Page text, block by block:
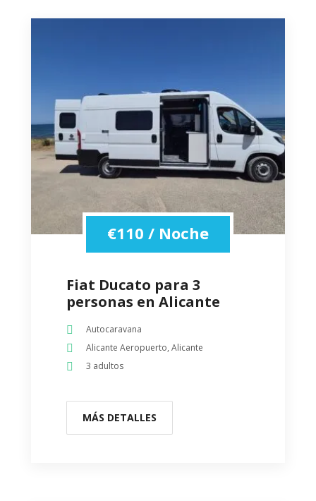
€110 / Noche
Fiat Ducato para 3
personas en Alicante
Autocaravana
Alicante Aeropuerto, Alicante
3 adultos
MÁS DETALLES